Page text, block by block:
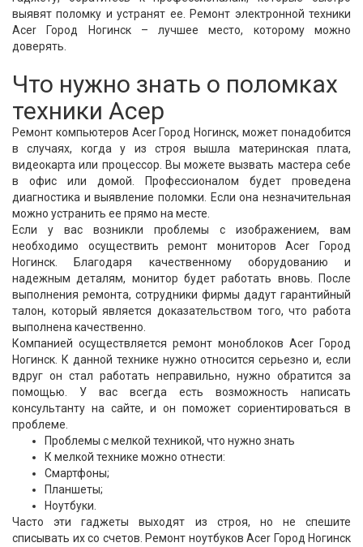
выявят поломку и устранят ее. Ремонт электронной техники
Acer Город Ногинск – лучшее место, которому можно
доверять.
Что нужно знать о поломках
техники Асер
Ремонт компьютеров Acer Город Ногинск, может понадобится
в случаях, когда у из строя вышла материнская плата,
видеокарта или процессор. Вы можете вызвать мастера себе
в офис или домой. Профессионалом будет проведена
диагностика и выявление поломки. Если она незначительная
можно устранить ее прямо на месте.
Если у вас возникли проблемы с изображением, вам
необходимо осуществить ремонт мониторов Acer Город
Ногинск. Благодаря качественному оборудованию и
надежным деталям, монитор будет работать вновь. После
выполнения ремонта, сотрудники фирмы дадут гарантийный
талон, который является доказательством того, что работа
выполнена качественно.
Компанией осуществляется ремонт моноблоков Acer Город
Ногинск. К данной технике нужно относится серьезно и, если
вдруг он стал работать неправильно, нужно обратится за
помощью. У вас всегда есть возможность написать
консультанту на сайте, и он поможет сориентироваться в
проблеме.
Проблемы с мелкой техникой, что нужно знать
К мелкой технике можно отнести:
Смартфоны;
Планшеты;
Ноутбуки.
Часто эти гаджеты выходят из строя, но не спешите
списывать их со счетов. Ремонт ноутбуков Acer Город Ногинск